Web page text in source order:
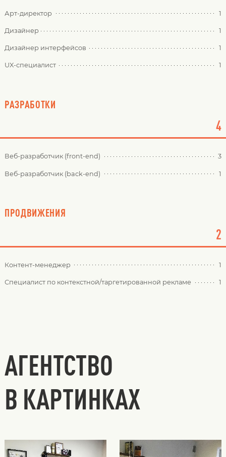
Арт-директор 1
Дизайнер 1
Дизайнер интерфейсов 1
UX-специалист 1
РАЗРАБОТКИ
4
Веб-разработчик (front-end) 3
Веб-разработчик (back-end) 1
ПРОДВИЖЕНИЯ
2
Контент-менеджер 1
Специалист по контекстной/таргетированной рекламе 1
АГЕНТСТВО
В КАРТИНКАХ